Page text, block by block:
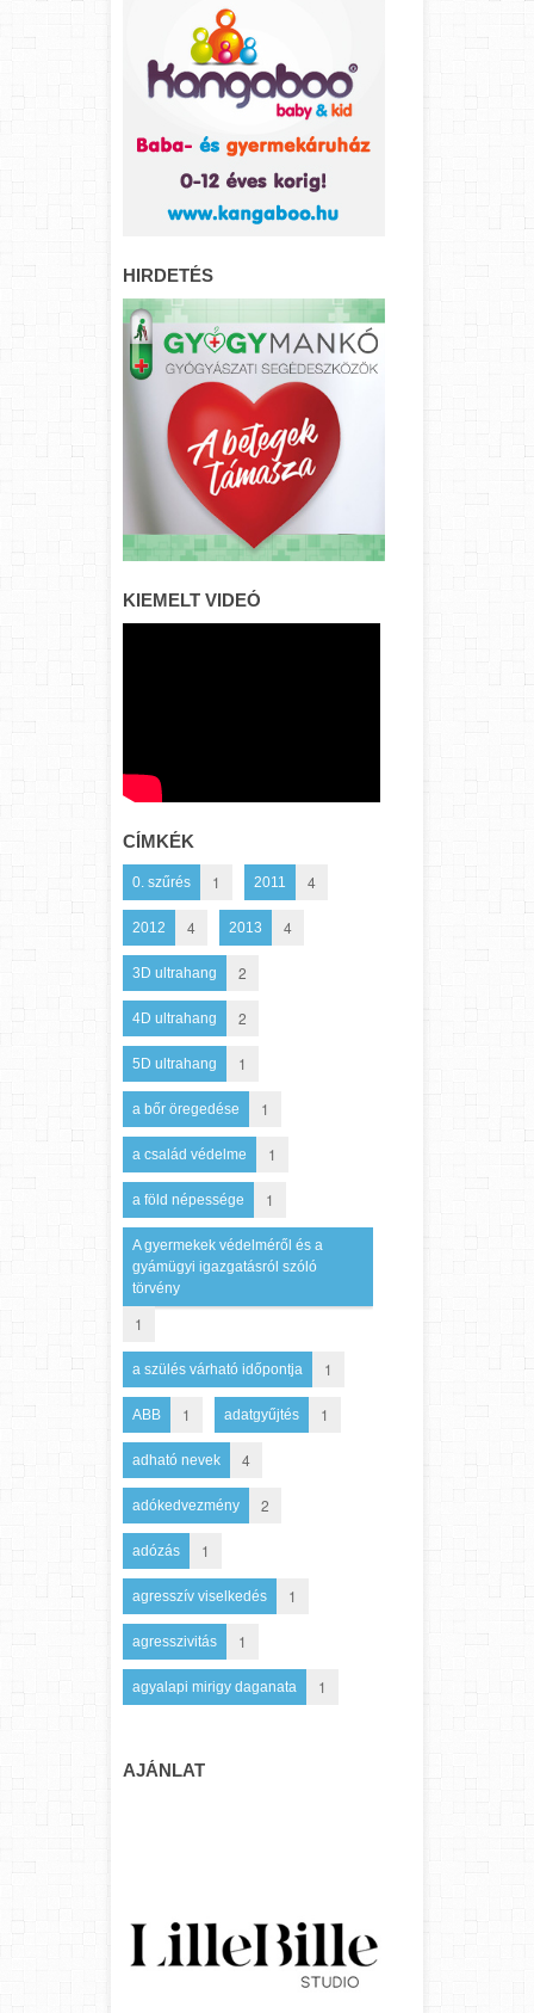
HIRDETÉS
KIEMELT VIDEÓ
CÍMKÉK
0. szűrés 1 2011 4
2012 4 2013 4
3D ultrahang 2
4D ultrahang 2
5D ultrahang 1
a bőr öregedése 1
a család védelme 1
a föld népessége 1
A gyermekek védelméről és a
gyámügyi igazgatásról szóló
törvény
1
a szülés várható időpontja 1
ABB 1 adatgyűjtés 1
adható nevek 4
adókedvezmény 2
adózás 1
agresszív viselkedés 1
agresszivitás 1
agyalapi mirigy daganata 1
AJÁNLAT